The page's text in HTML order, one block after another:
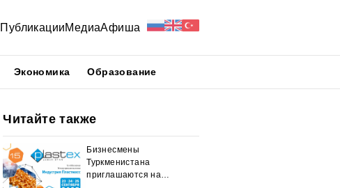
ПубликацииМедиаАфиша
Экономика Образование
Читайте также
Бизнесмены
Туркменистана
приглашаются на